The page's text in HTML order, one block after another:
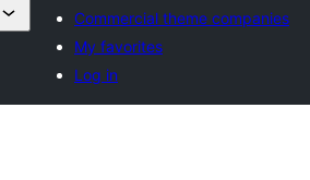
Commercial theme companies
My favorites
Log in